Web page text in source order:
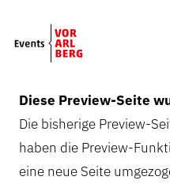
Diese Preview-Seite
Die bisherige Preview-
haben die Preview-
eine neue Seite